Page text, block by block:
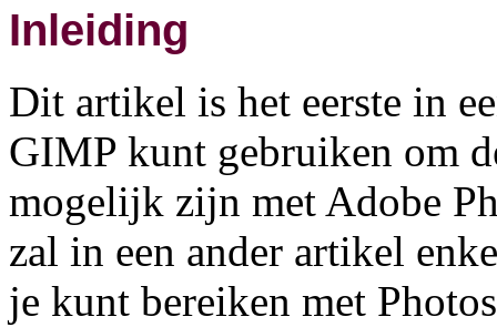
Inleiding
Dit artikel is het eerste in
GIMP kunt gebruiken om
mogelijk zijn met Adobe
zal in een ander artikel
je kunt bereiken met